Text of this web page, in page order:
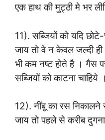
एक हाथ की मुट्ठी मे भर
11). सब्जियों को यदि
जाय तो वे न केवल जल्दी
भी कम नष्ट होते है । गैस
सब्जियों को काटना चाहिये ।
12). नींबू का रस निकालने
जाय तो पहले से करीब